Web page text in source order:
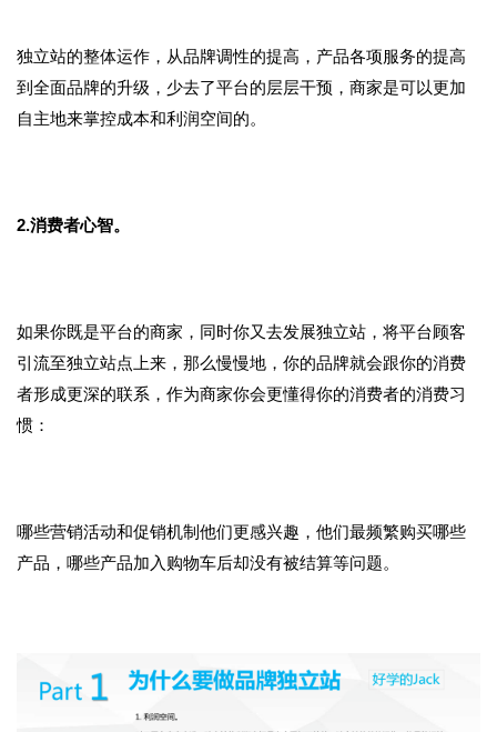
独立站的整体运作，从品牌调性的提高，产品各项服务的提高
到全面品牌的升级，少去了平台的层层干预，商家是可以更加
自主地来掌控成本和利润空间的。
2.消费者心智。
如果你既是平台的商家，同时你又去发展独立站，将平台顾客
引流至独立站点上来，那么慢慢地，你的品牌就会跟你的消费
者形成更深的联系，作为商家你会更懂得你的消费者的消费习
惯：
哪些营销活动和促销机制他们更感兴趣，他们最频繁购买哪些
产品，哪些产品加入购物车后却没有被结算等问题。